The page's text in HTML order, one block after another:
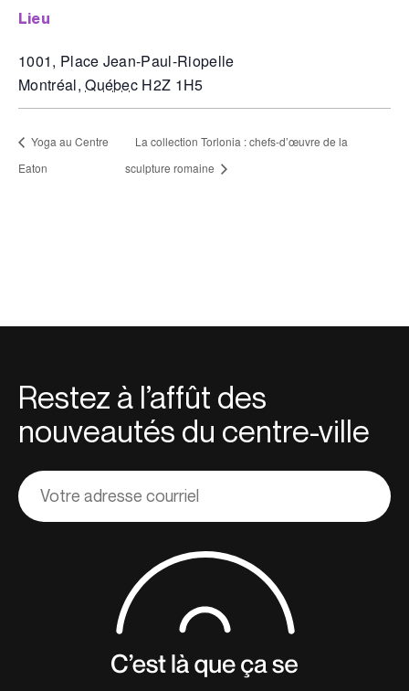
lieu
1001, Place Jean-Paul-Riopelle
Montréal, Québec H2Z 1H5
Yoga au Centre
Eaton
La collection Torlonia : chefs-d’œuvre de la
sculpture romaine
Restez à l’affût des
nouveautés du centre-ville
Adresse
courriel